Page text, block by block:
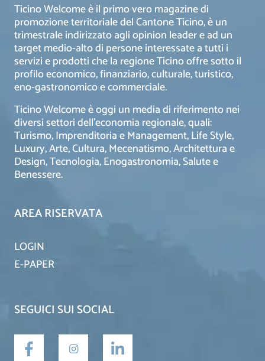
Ticino Welcome è il primo vero magazine di
promozione territoriale del Cantone Ticino, è un
trimestrale indirizzato agli opinion leader e ad un
target medio-alto di persone interessate a tutti i
servizi e prodotti che la regione Ticino offre sotto il
profilo economico, finanziario, culturale, turistico,
eno-gastronomico e commerciale.
Ticino Welcome è oggi un media di riferimento nei
diversi settori dell’economia regionale, quali:
Turismo, Imprenditoria e Management, Life Style,
Luxury, Arte, Cultura, Mecenatismo, Architettura e
Design, Tecnologia, Enogastronomia, Salute e
Benessere.
AREA RISERVATA
LOGIN
E-PAPER
SEGUICI SUI SOCIAL